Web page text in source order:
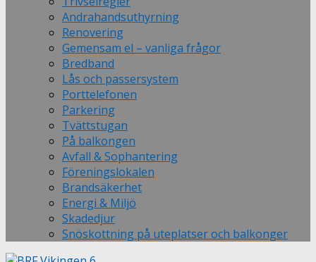
Andrahandsuthyrning
Renovering
Gemensam el – vanliga frågor
Bredband
Lås och passersystem
Porttelefonen
Parkering
Tvättstugan
På balkongen
Avfall & Sophantering
Föreningslokalen
Brandsäkerhet
Energi & Miljö
Skadedjur
Snöskottning på uteplatser och balkonger